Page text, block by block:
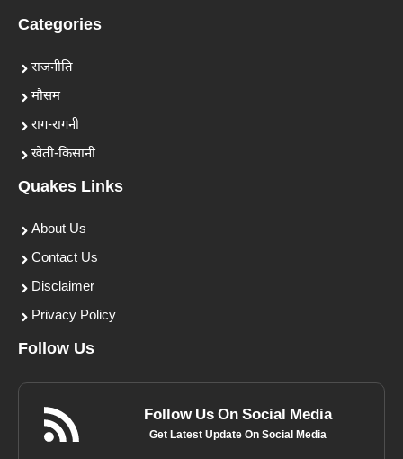
Categories
राजनीति
मौसम
राग-रागनी
खेती-किसानी
Quakes Links
About Us
Contact Us
Disclaimer
Privacy Policy
Follow Us
Follow Us On Social Media
Get Latest Update On Social Media